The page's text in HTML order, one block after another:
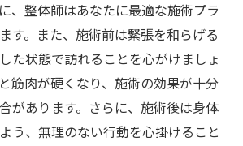
、整体師はあなたに最適な施術プラ
す。また、施術前は緊張を和らげる
た状態で訪れることを心がけましょ
筋肉が硬くなり、施術の効果が十分
があります。さらに、施術後は身体
う、無理のない行動を心掛けること